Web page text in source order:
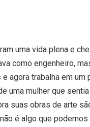
uma vida plena e
como engenheiro,
agora trabalha em
uma mulher que
suas obras de arte
é algo que